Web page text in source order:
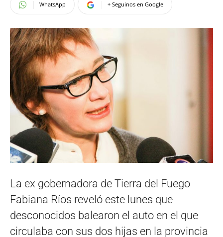
WhatsApp + Seguinos en Google
La ex gobernadora de Tierra del Fuego
Fabiana Ríos reveló este lunes que
desconocidos balearon el auto en el que
circulaba con sus dos hijas en la provincia